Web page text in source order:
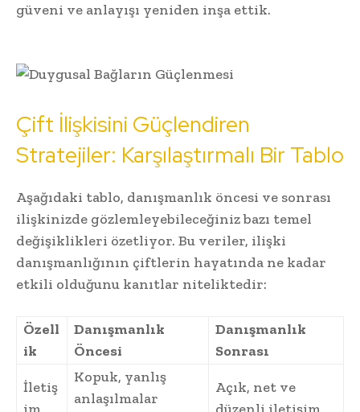
güveni ve anlayışı yeniden inşa ettik.
Çift İlişkisini Güçlendiren
Stratejiler: Karşılaştırmalı Bir Tablo
Aşağıdaki tablo, danışmanlık öncesi ve sonrası
ilişkinizde gözlemleyebileceğiniz bazı temel
değişiklikleri özetliyor. Bu veriler, ilişki
danışmanlığının çiftlerin hayatında ne kadar
etkili olduğunu kanıtlar niteliktedir:
Özell
ik
Danışmanlık
Öncesi
Danışmanlık
Sonrası
İletiş
Kopuk, yanlış
anlaşılmalar
Açık, net ve